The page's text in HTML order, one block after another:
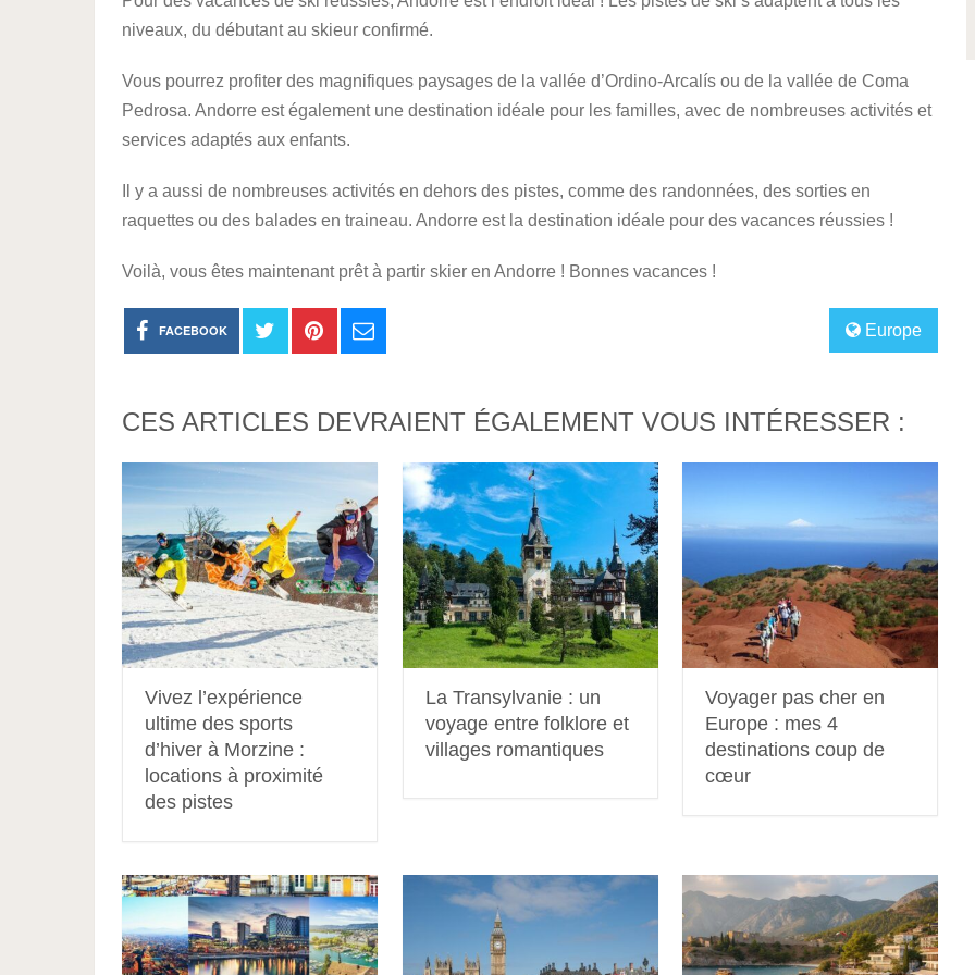
niveaux, du débutant au skieur confirmé.
Vous pourrez profiter des magnifiques paysages de la vallée d’Ordino-Arcalís ou de la vallée de Coma
Pedrosa. Andorre est également une destination idéale pour les familles, avec de nombreuses activités et
services adaptés aux enfants.
Il y a aussi de nombreuses activités en dehors des pistes, comme des randonnées, des sorties en
raquettes ou des balades en traineau. Andorre est la destination idéale pour des vacances réussies !
Voilà, vous êtes maintenant prêt à partir skier en Andorre ! Bonnes vacances !
Europe
FACEBOOK
CES ARTICLES DEVRAIENT ÉGALEMENT VOUS INTÉRESSER :
Vivez l’expérience
ultime des sports
d’hiver à Morzine :
locations à proximité
des pistes
La Transylvanie : un
voyage entre folklore et
villages romantiques
Voyager pas cher en
Europe : mes 4
destinations coup de
cœur